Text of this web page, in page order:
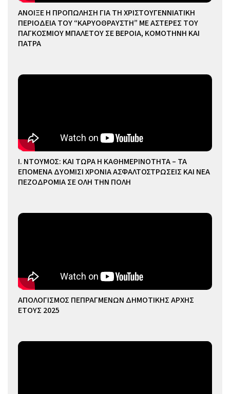
ΑΝΟΙΞΕ Η ΠΡΟΠΩΛΗΣΗ ΓΙΑ ΤΗ ΧΡΙΣΤΟΥΓΕΝΝΙΑΤΙΚΗ
ΠΕΡΙΟΔΕΙΑ ΤΟΥ “ΚΑΡΥΟΘΡΑΥΣΤΗ” ΜΕ ΑΣΤΕΡΕΣ ΤΟΥ
ΠΑΓΚΟΣΜΙΟΥ ΜΠΑΛΕΤΟΥ ΣΕ ΒΕΡΟΙΑ, ΚΟΜΟΤΗΝΗ ΚΑΙ
ΠΑΤΡΑ
Ι. ΝΤΟΥΜΟΣ: ΚΑΙ ΤΩΡΑ Η ΚΑΘΗΜΕΡΙΝΟΤΗΤΑ – ΤΑ
ΕΠΟΜΕΝΑ ΔΥΟΜΙΣΙ ΧΡΟΝΙΑ ΑΣΦΑΛΤΟΣΤΡΩΣΕΙΣ ΚΑΙ ΝΕΑ
ΠΕΖΟΔΡΟΜΙΑ ΣΕ ΟΛΗ ΤΗΝ ΠΟΛΗ
ΑΠΟΛΟΓΙΣΜΟΣ ΠΕΠΡΑΓΜΕΝΩΝ ΔΗΜΟΤΙΚΗΣ ΑΡΧΗΣ
ΕΤΟΥΣ 2025